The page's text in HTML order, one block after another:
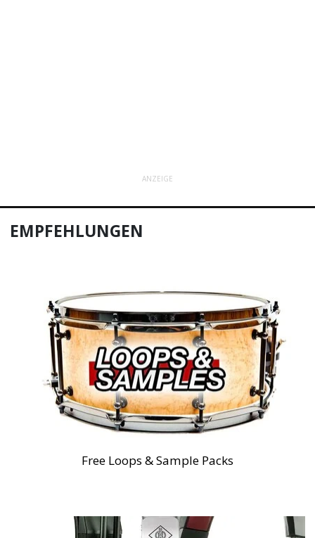
ANZEIGE
EMPFEHLUNGEN
Free Loops & Sample Packs